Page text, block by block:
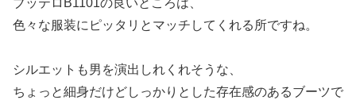
色々な服装にピッタリとマッチしてくれる所ですね。
シルエットも男を演出しれくれそうな、
ちょっと細身だけどしっかりとした存在感のあるブーツで